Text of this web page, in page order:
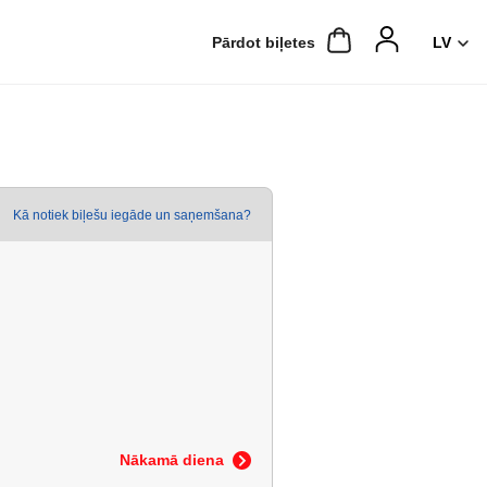
Pārdot biļetes
Kā notiek biļešu iegāde un saņemšana?
Nākamā diena